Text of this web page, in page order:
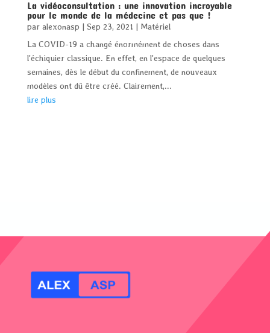
La vidéoconsultation : une innovation incroyable
pour le monde de la médecine et pas que !
par alexonasp | Sep 23, 2021 | Matériel
La COVID-19 a changé énormément de choses dans
l'échiquier classique. En effet, en l'espace de quelques
semaines, dès le début du confinement, de nouveaux
modèles ont dû être créé. Clairement,...
lire plus